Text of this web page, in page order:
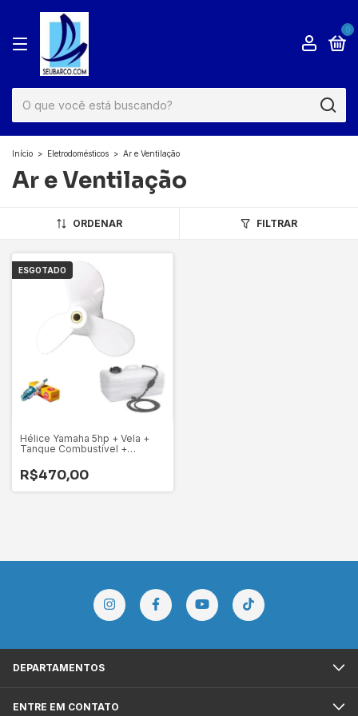
0
Início > Eletrodomésticos > Ar e Ventilação
Ar e Ventilação
ORDENAR FILTRAR
ESGOTADO
Hélice Yamaha 5hp + Vela +
Tanque Combustível +
R$470,00
DEPARTAMENTOS
ENTRE EM CONTATO